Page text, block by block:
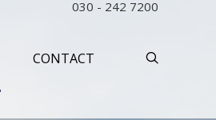
CONTACT
030 - 242 7200